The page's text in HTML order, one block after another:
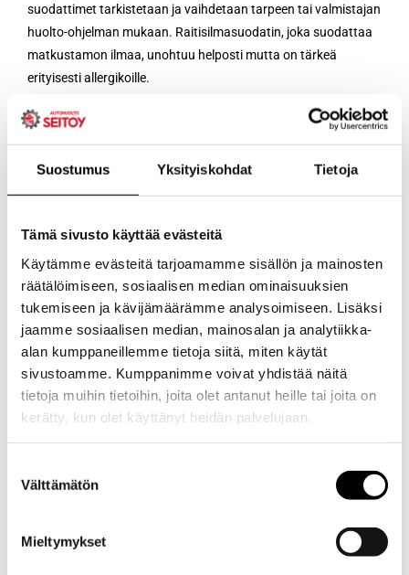
Suostumus Yksityiskohdat Tietoja
Tämä sivusto käyttää evästeitä
Käytämme evästeitä tarjoamamme sisällön ja mainosten
räätälöimiseen, sosiaalisen median ominaisuuksien
tukemiseen ja kävijämäärämme analysoimiseen. Lisäksi
jaamme sosiaalisen median, mainosalan ja analytiikka-
alan kumppaneillemme tietoja siitä, miten käytät
sivustoamme. Kumppanimme voivat yhdistää näitä
tietoja muihin tietoihin, joita olet antanut heille tai joita on
kerätty, kun olet käyttänyt heidän palvelujaan.
valinta
Välttämätön
Mieltymykset
suodattimet tarkistetaan ja vaihdetaan tarpeen tai valmistajan
huolto-ohjelman mukaan. Raitisilmasuodatin, joka suodattaa
matkustamon ilmaa, unohtuu helposti mutta on tärkeä
erityisesti allergikoille.
Suodattimien vaihtoon kuluva työ on yleensä nopeaa, joten
hinta koostuu pääosin varaosista. Silti useamman
suodattimen yhtäaikainen vaihto voi lisätä laskuun useita
Milloin jarrujen
vaihto tulee
ajankohtaiseksi
huollon